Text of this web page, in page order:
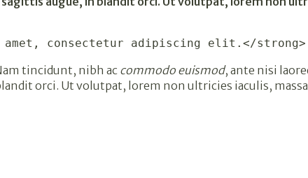
amet, consectetur adipiscing elit.</strong>
tincidunt, nibh ac commodo euismod, ante nisi
orci. Ut volutpat, lorem non ultricies iaculis,